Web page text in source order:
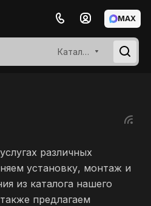
Каталог
MAX
различных
установку, монтаж и
из каталога нашего
предлагаем